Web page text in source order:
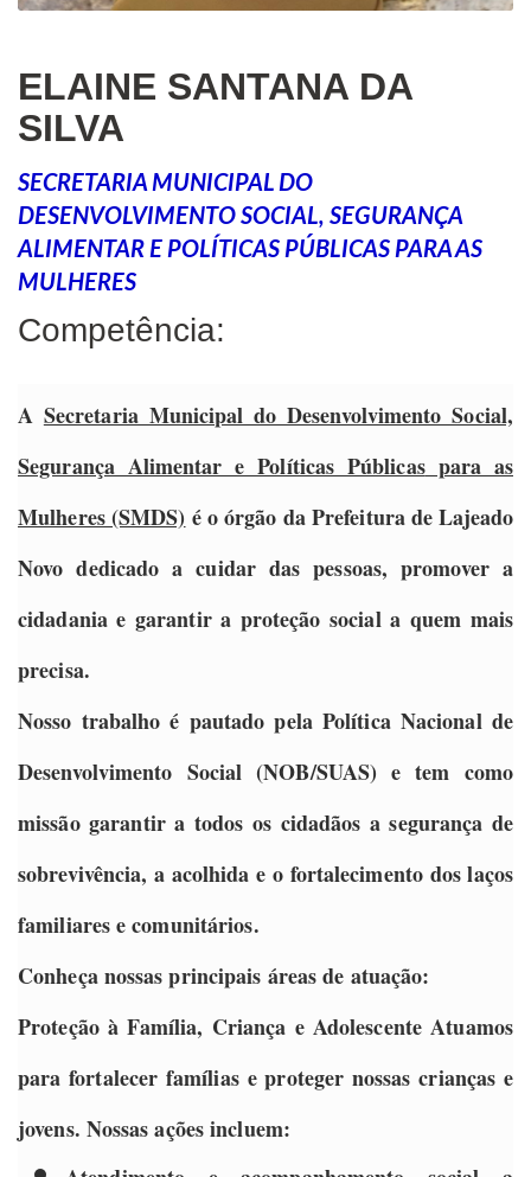
ELAINE SANTANA DA
SILVA
SECRETARIA MUNICIPAL DO
DESENVOLVIMENTO SOCIAL, SEGURANÇA
ALIMENTAR E POLÍTICAS PÚBLICAS PARA AS
MULHERES
Competência:
A Secretaria Municipal do Desenvolvimento Social,
Segurança Alimentar e Políticas Públicaspara as
Mulheres (SMDS) é o órgão da Prefeitura de Lajeado
Novo dedicado a cuidar das pessoas, promover a
cidadania e garantir a proteção social a quem mais
precisa.
Nosso trabalho é pautado pela Política Nacional de
Desenvolvimento Social (NOB/SUAS) e tem como
missão garantir a todos os cidadãos a segurança de
sobrevivência, a acolhida e o fortalecimento dos laços
familiares e comunitários.
Conheça nossas principais áreas de atuação:
Proteção à Família, Criança e Adolescente Atuamos
para fortalecer famílias e proteger nossas crianças e
jovens. Nossas ações incluem: